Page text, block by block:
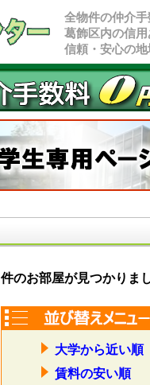
全物件の仲介
葛飾区内の信
信頼・安心の
件のお部屋が見つかりま
大学から近い順
賃料の安い順